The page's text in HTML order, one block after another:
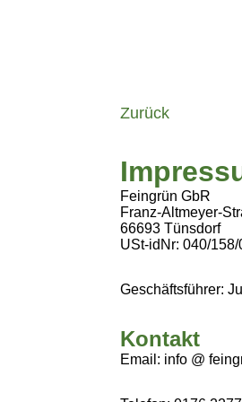
Zurück
Feingrün GbR
Franz-Altmeyer-
66693 Tünsdorf
USt-idNr: 040/158/
Geschäftsführer:
Kontakt
Email: info @